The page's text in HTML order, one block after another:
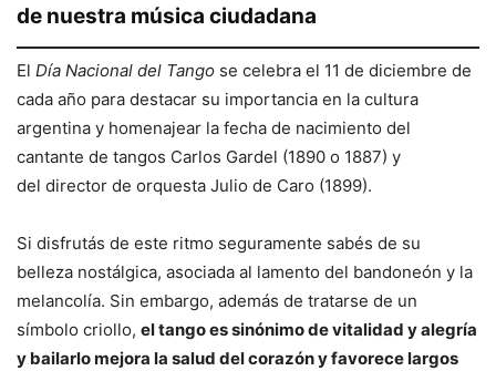
de nuestra música ciudadana
El Día Nacional del Tango se celebra el 11 de diciembre de
cada año para destacar su importancia en la cultura
argentina y homenajear la fecha de nacimiento del
cantante de tangos Carlos Gardel (1890 o 1887) y
del director de orquesta Julio de Caro (1899).
Si disfrutás de este ritmo seguramente sabés de su
belleza nostálgica, asociada al lamento del bandoneón y la
melancolía. Sin embargo, además de tratarse de un
símbolo criollo, el tango es sinónimo de vitalidad y alegría
y bailarlo mejora la salud del corazón y favorece largos